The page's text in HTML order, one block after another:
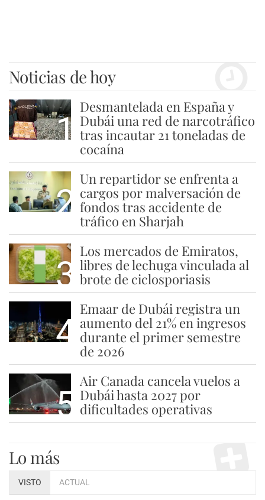
Noticias de hoy
1
Desmantelada en España y
Dubái una red de narcotráfico
tras incautar 21 toneladas de
cocaína
2
Un repartidor se enfrenta a
cargos por malversación de
fondos tras accidente de
tráfico en Sharjah
3
Los mercados de Emiratos,
libres de lechuga vinculada al
brote de ciclosporiasis
4
Emaar de Dubái registra un
aumento del 21% en ingresos
durante el primer semestre
de 2026
5
Air Canada cancela vuelos a
Dubái hasta 2027 por
dificultades operativas
Lo más
VISTO ACTUAL